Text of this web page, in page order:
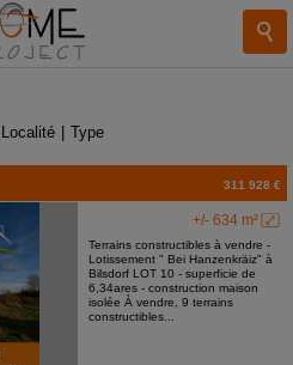
Localité Type
311 928 €
+/- 634 m²
Terrains constructibles à vendre -
Lotissement " Bei Hanzenkräiz" à
Bilsdorf LOT 10 - superficie de
6,34ares - construction maison
isolée À vendre, 9 terrains
constructibles...